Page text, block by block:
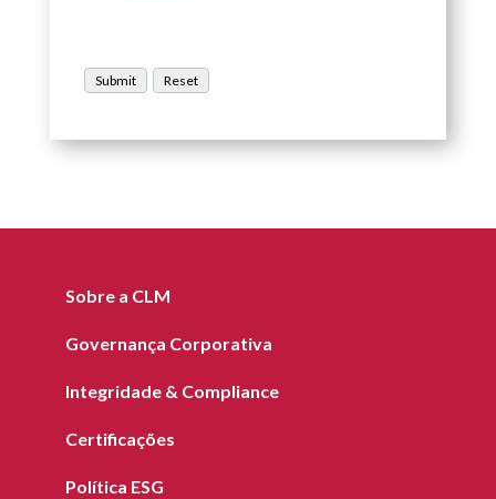
Sobre a CLM
Governança Corporativa
Integridade & Compliance
Certificações
Política ESG